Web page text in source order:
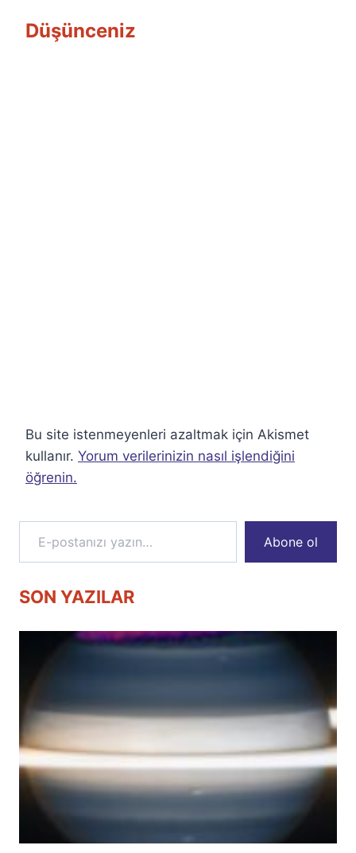
Düşünceniz
Bu site istenmeyenleri azaltmak için Akismet
kullanır. Yorum verilerinizin nasıl işlendiğini
öğrenin.
E-postanızı yazın…
Abone ol
SON YAZILAR